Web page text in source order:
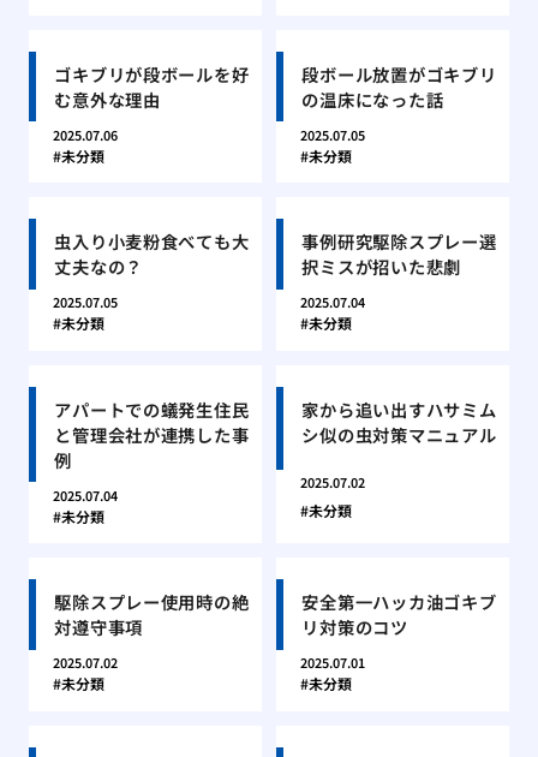
ゴキブリが段ボールを好
む意外な理由
2025.07.06
未分類
段ボール放置がゴキブリ
の温床になった話
2025.07.05
未分類
虫入り小麦粉食べても大
丈夫なの？
2025.07.05
未分類
事例研究駆除スプレー選
択ミスが招いた悲劇
2025.07.04
未分類
アパートでの蟻発生住民
と管理会社が連携した事
例
2025.07.04
未分類
家から追い出すハサミム
シ似の虫対策マニュアル
2025.07.02
未分類
駆除スプレー使用時の絶
対遵守事項
2025.07.02
未分類
安全第一ハッカ油ゴキブ
リ対策のコツ
2025.07.01
未分類